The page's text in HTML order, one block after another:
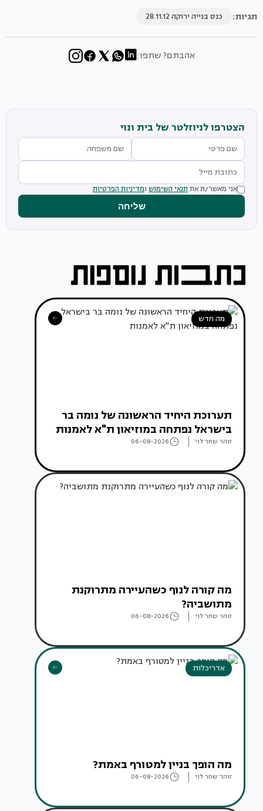
תגיות: כנס בנייה ירוקה 28.11.12
אהבתם? שתפו:
הצטרפו לניוזלטר של בית ונוי
אני מאשר/ת את תנאי השימוש ומדיניות הפרטיות
שליחה
מה חדש
תערוכת היחיד הראשונה של נומה בר
בישראל נפתחה במוזיאון ת"א לאמנות
זוהר שחר לוי 06-08-2026
אדריכלות מהעולם
מה קורה לנוף כשהעיירה מתרוקנת
מתושביה?
זוהר שחר לוי 06-08-2026
אדריכלות
מה הופך בניין למטורף באמת?
זוהר שחר לוי 06-08-2026